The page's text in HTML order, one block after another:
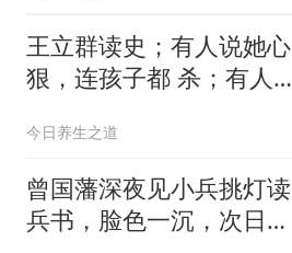
王立群读史；有人说她心
狠，连孩子都 杀；有人说
有仇人
今日养生之道
曾国藩深夜见小兵挑灯读
兵书，脸色一沉，次日如